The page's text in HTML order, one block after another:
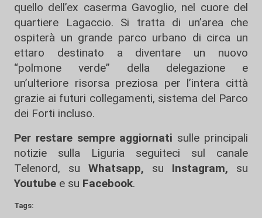
quello dell’ex caserma Gavoglio, nel cuore del
quartiere Lagaccio. Si tratta di un’area che
ospiterà un grande parco urbano di circa un
ettaro destinato a diventare un nuovo
“polmone verde” della delegazione e
un’ulteriore risorsa preziosa per l’intera città
grazie ai futuri collegamenti, sistema del Parco
dei Forti incluso.
Per restare sempre aggiornati sulle principali
notizie sulla Liguria seguiteci sul canale
Telenord, su
Whatsapp, su Instagram, su
Youtube e su Facebook.
Tags: